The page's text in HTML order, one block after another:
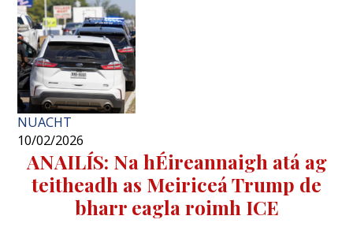
NUACHT
10/02/2026
ANAILÍS: Na hÉireannaigh atá ag
teitheadh ​​as Meiriceá Trump de
bharr eagla roimh ICE